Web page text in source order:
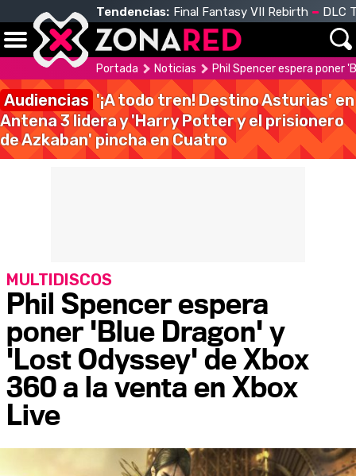
Tendencias: Final Fantasy VII Rebirth DLC
Portada Noticias Phil Spencer espera poner
Audiencias '¡A todo tren! Destino Asturias' en
Antena 3 lidera y 'Harry Potter y el prisionero
de Azkaban' pincha en Cuatro
Phil Spencer espera
poner 'Blue Dragon' y
'Lost Odyssey' de Xbox
360 a la venta en Xbox
Live
MULTIDISCOS